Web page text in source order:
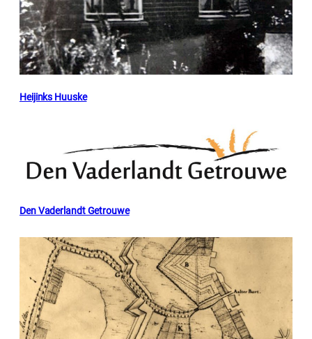
Heijinks Huuske
Den Vaderlandt Getrouwe